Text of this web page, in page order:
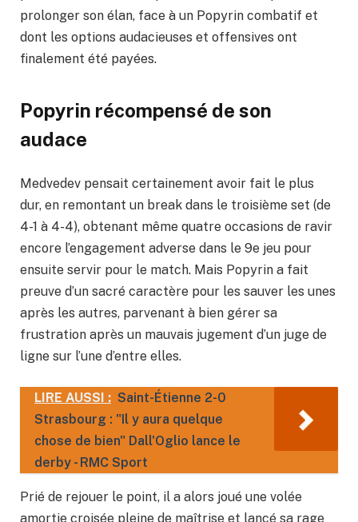
prolonger son élan, face à un Popyrin combatif et
dont les options audacieuses et offensives ont
finalement été payées.
Popyrin récompensé de son
audace
Medvedev pensait certainement avoir fait le plus
dur, en remontant un break dans le troisième set (de
4-1 à 4-4), obtenant même quatre occasions de ravir
encore l’engagement adverse dans le 9e jeu pour
ensuite servir pour le match. Mais Popyrin a fait
preuve d’un sacré caractère pour les sauver les unes
après les autres, parvenant à bien gérer sa
frustration après un mauvais jugement d’un juge de
ligne sur l’une d’entre elles.
LIRE AUSSI : Saint-Étienne 2-0
Strasbourg : "Il y aura quelque
chose de bien" Dall'Oglio lance le
derby - RMC Sport
Prié de rejouer le point, il a alors joué une volée
amortie croisée pleine de maîtrise et lancé sa rage